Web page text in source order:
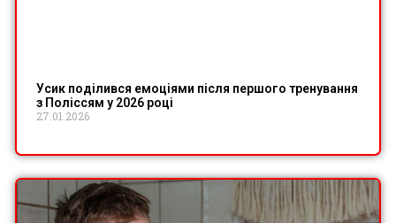
Усик поділився емоціями після першого тренування
з Поліссям у 2026 році
27.01.2026